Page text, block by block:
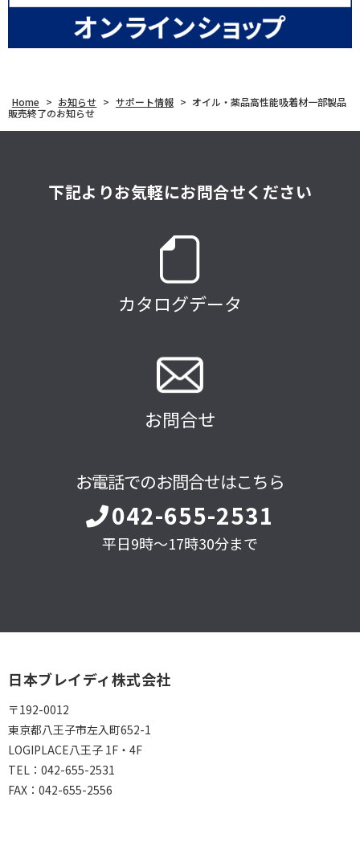
Home > お知らせ > サポート情報 > オイル・薬品高性能吸着材一部製品
販売終了のお知らせ
下記よりお気軽にお問合せください
カタログデータ
お問合せ
お電話でのお問合せはこちら
042-655-2531
平日9時～17時30分まで
日本ブレイディ株式会社
〒192-0012
東京都八王子市左入町652-1
LOGIPLACE八王子 1F・4F
TEL： 042-655-2531
FAX： 042-655-2556